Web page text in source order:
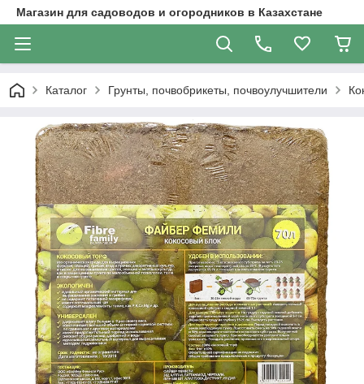
Магазин для садоводов и огородников в Казахстане
Каталог Грунты, почвобрикеты, почвоулучшители